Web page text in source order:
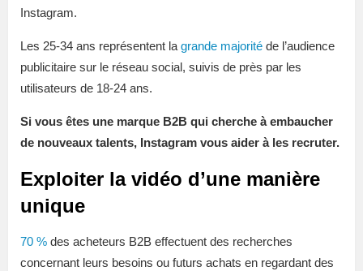
Instagram.
Les 25-34 ans représentent la grande majorité de l’audience
publicitaire sur le réseau social, suivis de près par les
utilisateurs de 18-24 ans.
Si vous êtes une marque B2B qui cherche à embaucher
de nouveaux talents, Instagram vous aider à les recruter.
Exploiter la vidéo d’une manière
unique
70 % des acheteurs B2B effectuent des recherches
concernant leurs besoins ou futurs achats en regardant des